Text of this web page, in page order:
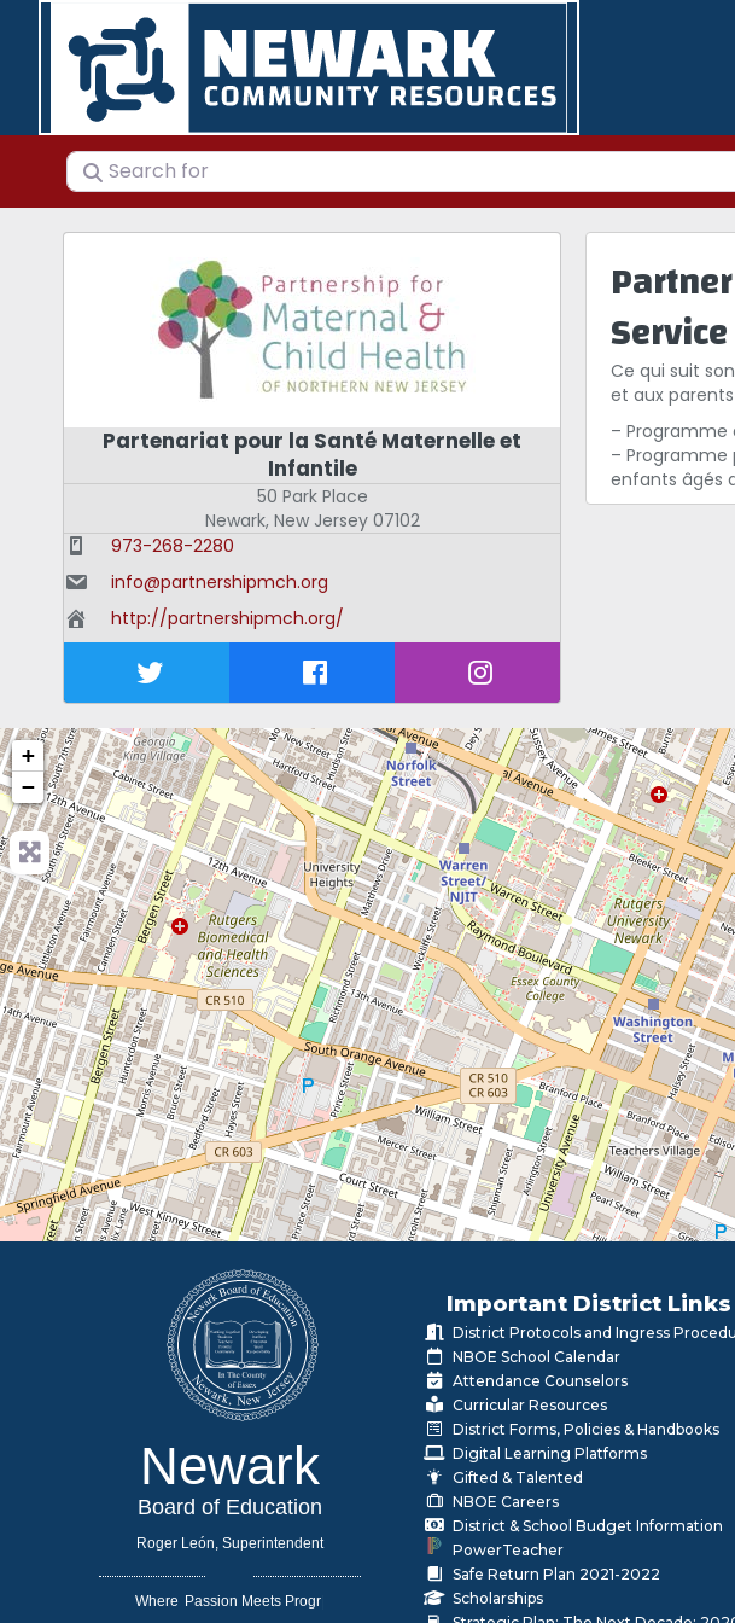
Search for
Partenariat pour la Santé Maternelle et
Infantile
50 Park Place
Newark, New Jersey 07102
973-268-2280
info@partnershipmch.org
http://partnershipmch.org/
Ce qui suit
et aux
–
–
enfants âgés
+
−
Newark
Board of Education
Roger León, Superintendent
Where
Important District Links
District Protocols and Ingress
NBOE School Calendar
Attendance Counselors
Curricular Resources
District Forms, Policies & Handbooks
Digital Learning Platforms
Gifted & Talented
NBOE Careers
District & School Budget Information
PowerTeacher
Safe Return Plan 2021-2022
Scholarships